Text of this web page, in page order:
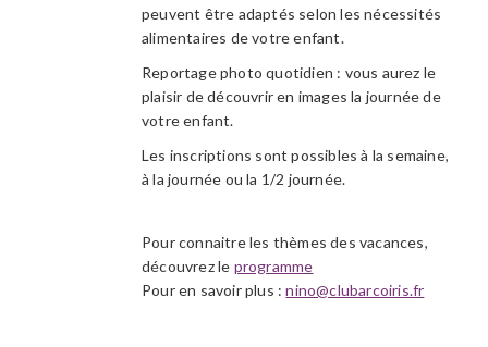
peuvent être adaptés selon les nécessités
alimentaires de votre enfant.
Reportage photo quotidien : vous aurez le
plaisir de découvrir en images la journée de
votre enfant.
Les inscriptions sont possibles à la semaine,
à la journée ou la 1/2 journée.
Pour connaitre les thèmes des vacances,
découvrez le programme
Pour en savoir plus :nino@clubarcoiris.fr